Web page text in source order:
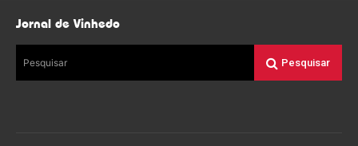
Jornal de Vinhedo
Pesquisar Pesquisar